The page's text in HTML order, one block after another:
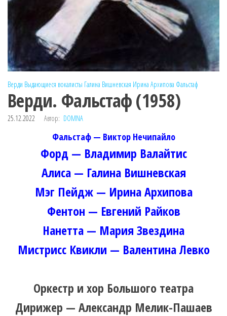
Верди Выдающиеся вокалисты Галина Вишневская Ирина Архипова Фальстаф
Верди. Фальстаф (1958)
25.12.2022 Автор: DOMNA
Фальстаф — Виктор Нечипайло
Форд — Владимир Валайтис
Алиса — Галина Вишневская
Мэг Пейдж — Ирина Архипова
Фентон — Евгений Райков
Нанетта — Мария Звездина
Мистрисс Квикли — Валентина Левко
Оркестр и хор Большого театра
Дирижер — Александр Мелик-Пашаев